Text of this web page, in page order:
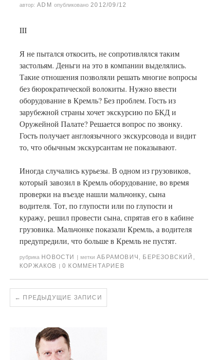
автор: ADM опубликовано 2012/09/12
III
Я не пытался откосить, не сопротивлялся таким
застольям. Деньги на это в компании выделялись.
Такие отношения позволяли решать многие вопросы
без бюрократической волокиты. Нужно ввести
оборудование в Кремль? Без проблем. Гость из
зарубежной страны хочет экскурсию по БКД и
Оружейной Палате? Решается вопрос по звонку.
Гость получает англоязычного экскурсовода и видит
то, что обычным экскурсантам не показывают.
Иногда случались курьезы. В одном из грузовиков,
который завозил в Кремль оборудование, во время
проверки на въезде нашли мальчонку, сына
водителя. Тот, по глупости или по глупости и
куражу, решил провести сына, спрятав его в кабине
грузовика. Мальчонке показали Кремль, а водителя
предупредили, что больше в Кремль не пустят.
рубрика НОВОСТИ | метки АБРАМОВИЧ , БЕРЕЗОВСКИЙ ,
КОРЖАКОВ | 0 КОММЕНТАРИЕВ
← ПРЕДЫДУЩИЕ ЗАПИСИ